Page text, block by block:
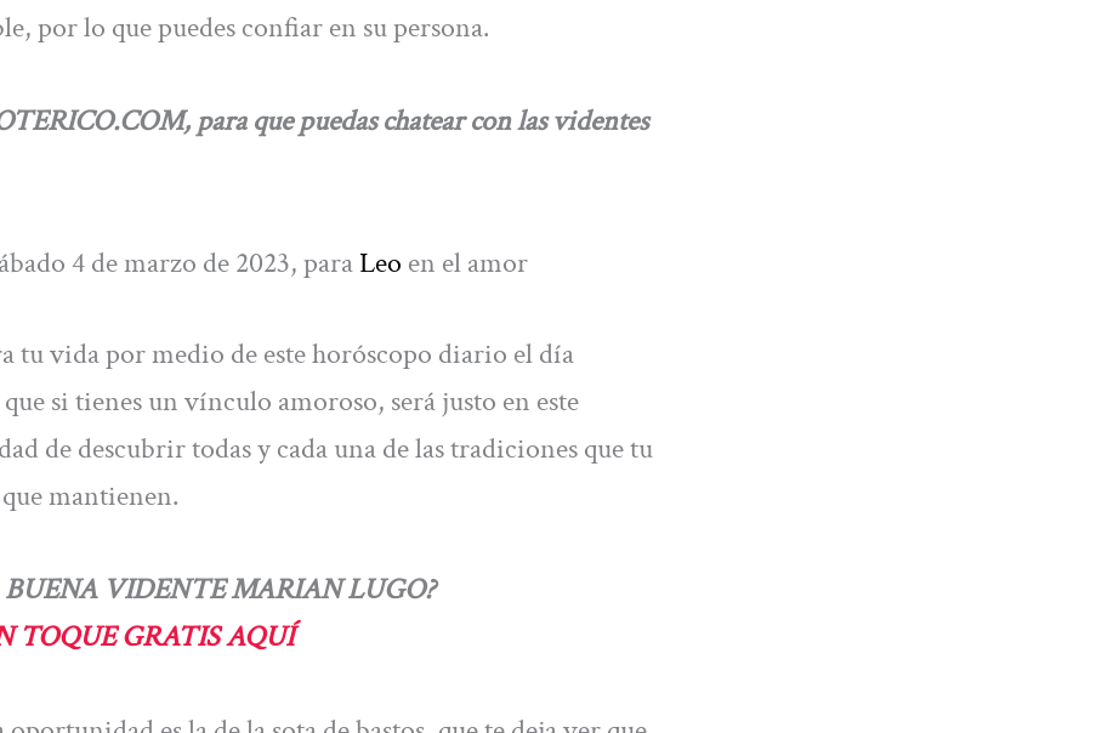
por lo que puedes confiar en su persona.
para que puedas chatear con las videntes
4 de marzo de 2023, paraLeo en el amor
tu vida por medio de este horóscopo diario el día
si tienes un vínculo amoroso, será justo en este
de descubrir todas y cada una de las tradiciones que tu
mantienen.
BUENA VIDENTE MARIAN LUGO?
TOQUE GRATIS AQUÍ